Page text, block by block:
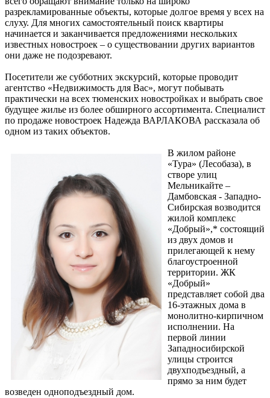
разрекламированные объекты, которые долгое время у всех на
слуху. Для многих самостоятельный поиск квартиры
начинается и заканчивается предложениями нескольких
известных новостроек – о существовании других вариантов
они даже не подозревают.
Посетители же субботних экскурсий, которые проводит
агентство «Недвижимость для Вас», могут побывать
практически на всех тюменских новостройках и выбрать свое
будущее жилье из более обширного ассортимента. Специалист
по продаже новостроек Надежда ВАРЛАКОВА рассказала об
одном из таких объектов.
В жилом районе
«Тура» (Лесобаза), в
створе улиц
Мельникайте –
Дамбовская - Западно-
Сибирская возводится
жилой комплекс
«Добрый»,* состоящий
из двух домов и
прилегающей к нему
благоустроенной
территории. ЖК
«Добрый»
представляет собой два
16-этажных дома в
монолитно-кирпичном
исполнении. На
первой линии
Западносибирской
улицы строится
двухподъездный, а
прямо за ним будет
возведен одноподъездный дом.